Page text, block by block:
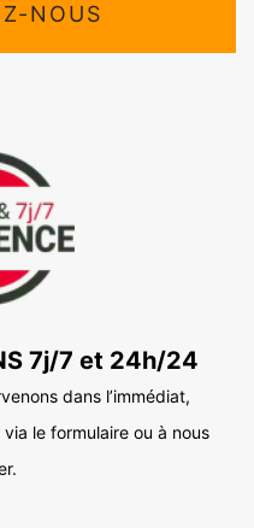
NOUS
7j/7 et 24h/24
dans l’immédiat,
le formulaire ou à nous